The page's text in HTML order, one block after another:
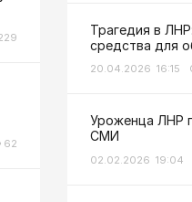
62
Трагедия в
средства для
20.04.2026 16:15
Уроженца ЛНР
СМИ
02.02.2026 19:04